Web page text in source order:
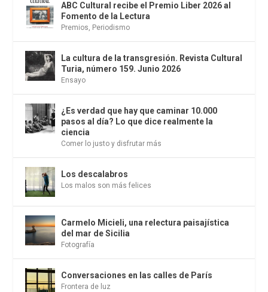
ABC Cultural recibe el Premio Liber 2026 al
Fomento de la Lectura
Premios, Periodismo
La cultura de la transgresión. Revista Cultural
Turia, número 159. Junio 2026
Ensayo
¿Es verdad que hay que caminar 10.000
pasos al día? Lo que dice realmente la
ciencia
Comer lo justo y disfrutar más
Los descalabros
Los malos son más felices
Carmelo Micieli, una relectura paisajística
del mar de Sicilia
Fotografía
Conversaciones en las calles de París
Frontera de luz